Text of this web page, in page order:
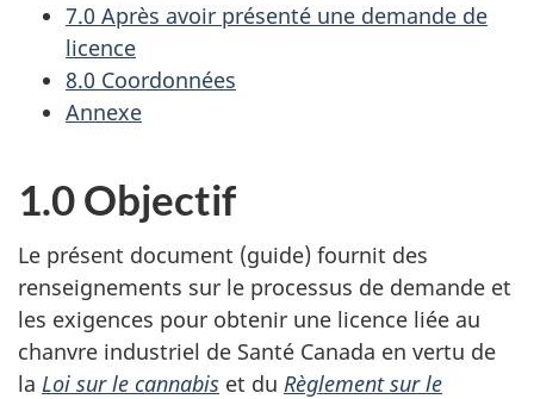
7.0 Après avoir présenté une demande de
licence
8.0 Coordonnées
Annexe
1.0 Objectif
Le présent document (guide) fournit des
renseignements sur le processus de demande et
les exigences pour obtenir une licence liée au
chanvre industriel de Santé Canada en vertu de
la Loi sur le cannabis et du Règlement sur le